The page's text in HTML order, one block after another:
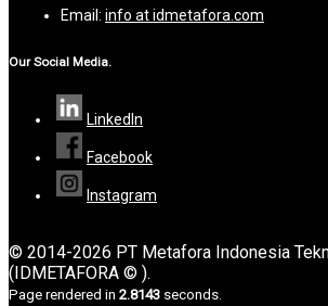
Email: info at idmetafora.com
Our Social Media.
LinkedIn
Facebook
Instagram
© 2014-2026 PT Metafora Indonesia
(IDMETAFORA © ).
Page rendered in 2.8143 seconds.